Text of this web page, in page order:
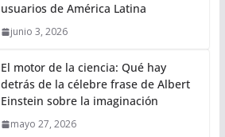
usuarios de América Latina
junio 3, 2026
El motor de la ciencia: Qué hay
detrás de la célebre frase de Albert
Einstein sobre la imaginación
mayo 27, 2026